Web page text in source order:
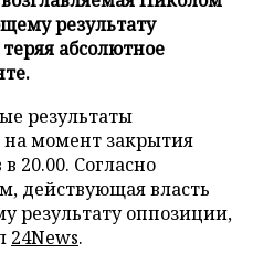
результату
абсолютное
результаты
на момент закрытия
20.00. Согласно
действующая власть
результату оппозиции,
24News.